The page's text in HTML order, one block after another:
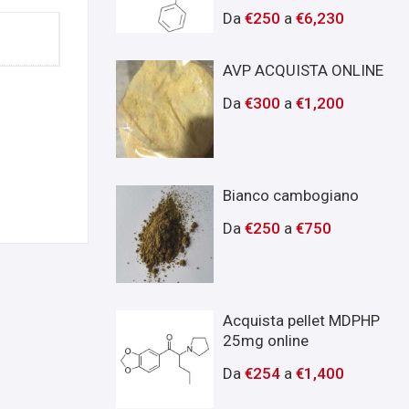
Da€250 a€6,230
AVP ACQUISTA ONLINE
Da€300 a€1,200
Bianco cambogiano
Da€250 a€750
Acquista pellet MDPHP
25mg online
Da€254 a€1,400